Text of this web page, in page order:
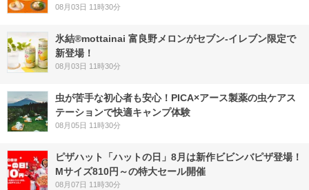
08月03日 11時30分
氷結®mottainai 富良野メロンがセブン‐イレブン限定で
新登場！
08月03日 11時30分
虫が苦手な初心者も安心！PICA×アース製薬の虫ケアス
テーションで快適キャンプ体験
08月05日 11時30分
ピザハット「ハットの日」8月は新作ビビンバピザ登場！
Mサイズ810円～の特大セール開催
08月07日 11時30分